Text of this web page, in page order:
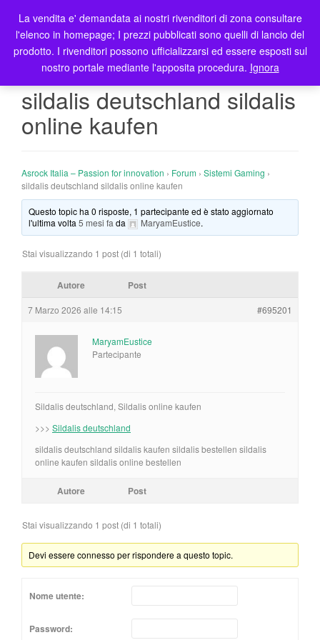
T
o
g
l
e
a
i
sildalis deutschland sildalis
online kaufen
Asrock Italia – Passion for innovation › Forum › Sistemi Gaming ›
sildalis deutschland sildalis online kaufen
Questo topic ha 0 risposte, 1 partecipante ed è stato aggiornato
l'ultima volta5 mesi fa da MaryamEustice.
Stai visualizzando 1 post (di 1 totali)
Autore Post
7 Marzo 2026 alle 14:15 #695201
MaryamEustice
Partecipante
Sildalis deutschland, Sildalis online kaufen
>>> Sildalis deutschland
sildalis deutschland sildalis kaufen sildalis bestellen sildalis
online kaufen sildalis online bestellen
Autore Post
Stai visualizzando 1 post (di 1 totali)
Devi essere connesso per rispondere a questo topic.
Nome utente:
Password:
La vendita e' demandata ai nostri rivenditori di zona consultare
l'elenco in homepage; I prezzi pubblicati sono quelli di lancio del
prodotto. I rivenditori possono ufficializzarsi ed essere esposti sul
nostro portale mediante l'apposita procedura. Ignora